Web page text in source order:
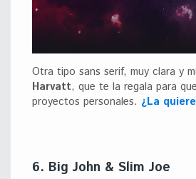
Otra tipo sans serif, muy clara y
Harvatt, que te la regala para
proyectos personales. ¿La
6. Big John & Slim Joe